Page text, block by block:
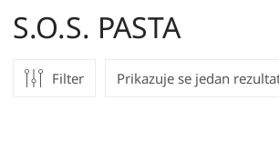
S.O.S. PASTA
Filter Prikazuje se jedan